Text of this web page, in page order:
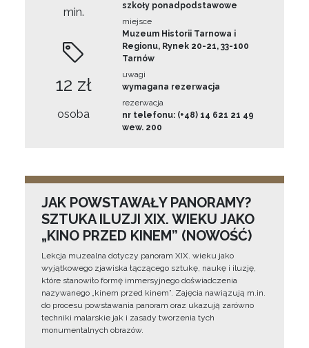
min.
12 zł
osoba
szkoły ponadpodstawowe
miejsce
Muzeum Historii Tarnowa i
Regionu, Rynek 20-21, 33-100
Tarnów
uwagi
wymagana rezerwacja
rezerwacja
nr telefonu: (+48) 14 621 21 49
wew. 200
JAK POWSTAWAŁY PANORAMY?
SZTUKA ILUZJI XIX. WIEKU JAKO
„KINO PRZED KINEM” (NOWOŚĆ)
Lekcja muzealna dotyczy panoram XIX. wieku jako
wyjątkowego zjawiska łączącego sztukę, naukę i iluzję,
które stanowiło formę immersyjnego doświadczenia
nazywanego „kinem przed kinem”. Zajęcia nawiązują m.in.
do procesu powstawania panoram oraz ukazują zarówno
techniki malarskie jak i zasady tworzenia tych
monumentalnych obrazów.